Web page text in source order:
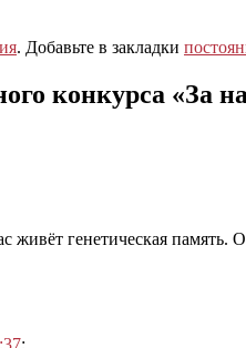
. Добавьте в закладки
конкурса «За
живёт генетическая